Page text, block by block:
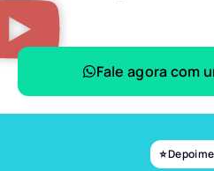
Fale agora com
⭐